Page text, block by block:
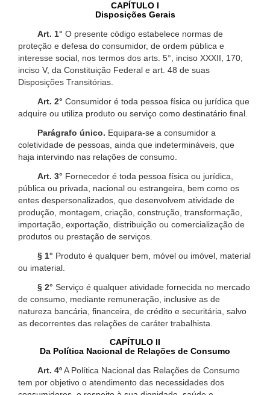
CAPÍTULO I
Disposições Gerais
Art. 1° O presente código estabelece normas de
proteção e defesa do consumidor, de ordem pública e
interesse social, nos termos dos arts. 5°, inciso XXXII, 170,
inciso V, da Constituição Federal e art. 48 de suas
Disposições Transitórias.
Art. 2° Consumidor é toda pessoa física ou jurídica que
adquire ou utiliza produto ou serviço como destinatário final.
Parágrafo único. Equipara-se a consumidor a
coletividade de pessoas, ainda que indetermináveis, que
haja intervindo nas relações de consumo.
Art. 3° Fornecedor é toda pessoa física ou jurídica,
pública ou privada, nacional ou estrangeira, bem como os
entes despersonalizados, que desenvolvem atividade de
produção, montagem, criação, construção, transformação,
importação, exportação, distribuição ou comercialização de
produtos ou prestação de serviços.
§ 1° Produto é qualquer bem, móvel ou imóvel, material
ou imaterial.
§ 2° Serviço é qualquer atividade fornecida no mercado
de consumo, mediante remuneração, inclusive as de
natureza bancária, financeira, de crédito e securitária, salvo
as decorrentes das relações de caráter trabalhista.
CAPÍTULO II
Da Política Nacional de Relações de Consumo
Art. 4ºA Política Nacional das Relações de Consumo
tem por objetivo o atendimento das necessidades dos